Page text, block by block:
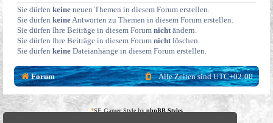
Sie dürfen keine neuen Themen in diesem Forum erstellen.
Sie dürfen keine Antworten zu Themen in diesem Forum erstellen.
Sie dürfen Ihre Beiträge in diesem Forum nicht ändern.
Sie dürfen Ihre Beiträge in diesem Forum nicht löschen.
Sie dürfen keine Dateianhänge in diesem Forum erstellen.
Forum Alle Zeiten sindUTC+02:00
*SE Gamer Style byphpBB Styles